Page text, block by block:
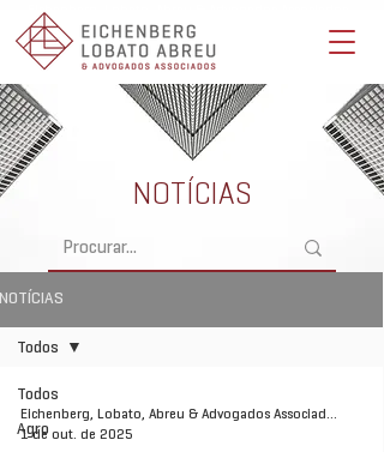
Eichenberg, Lobato, Abreu & Advogados Associados -
Advocacia Full Service
NOTÍCIAS
Todos
Agro
Todos
Eichenberg, Lobato, Abreu & Advogados Associados
1 de out. de 2025
NOTÍCIAS